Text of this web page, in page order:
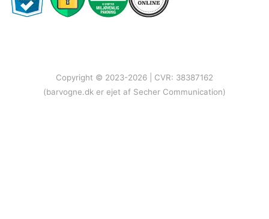
Copyright © 2023-2026 | CVR: 38387162
(barvogne.dk er ejet af Secher Communication)